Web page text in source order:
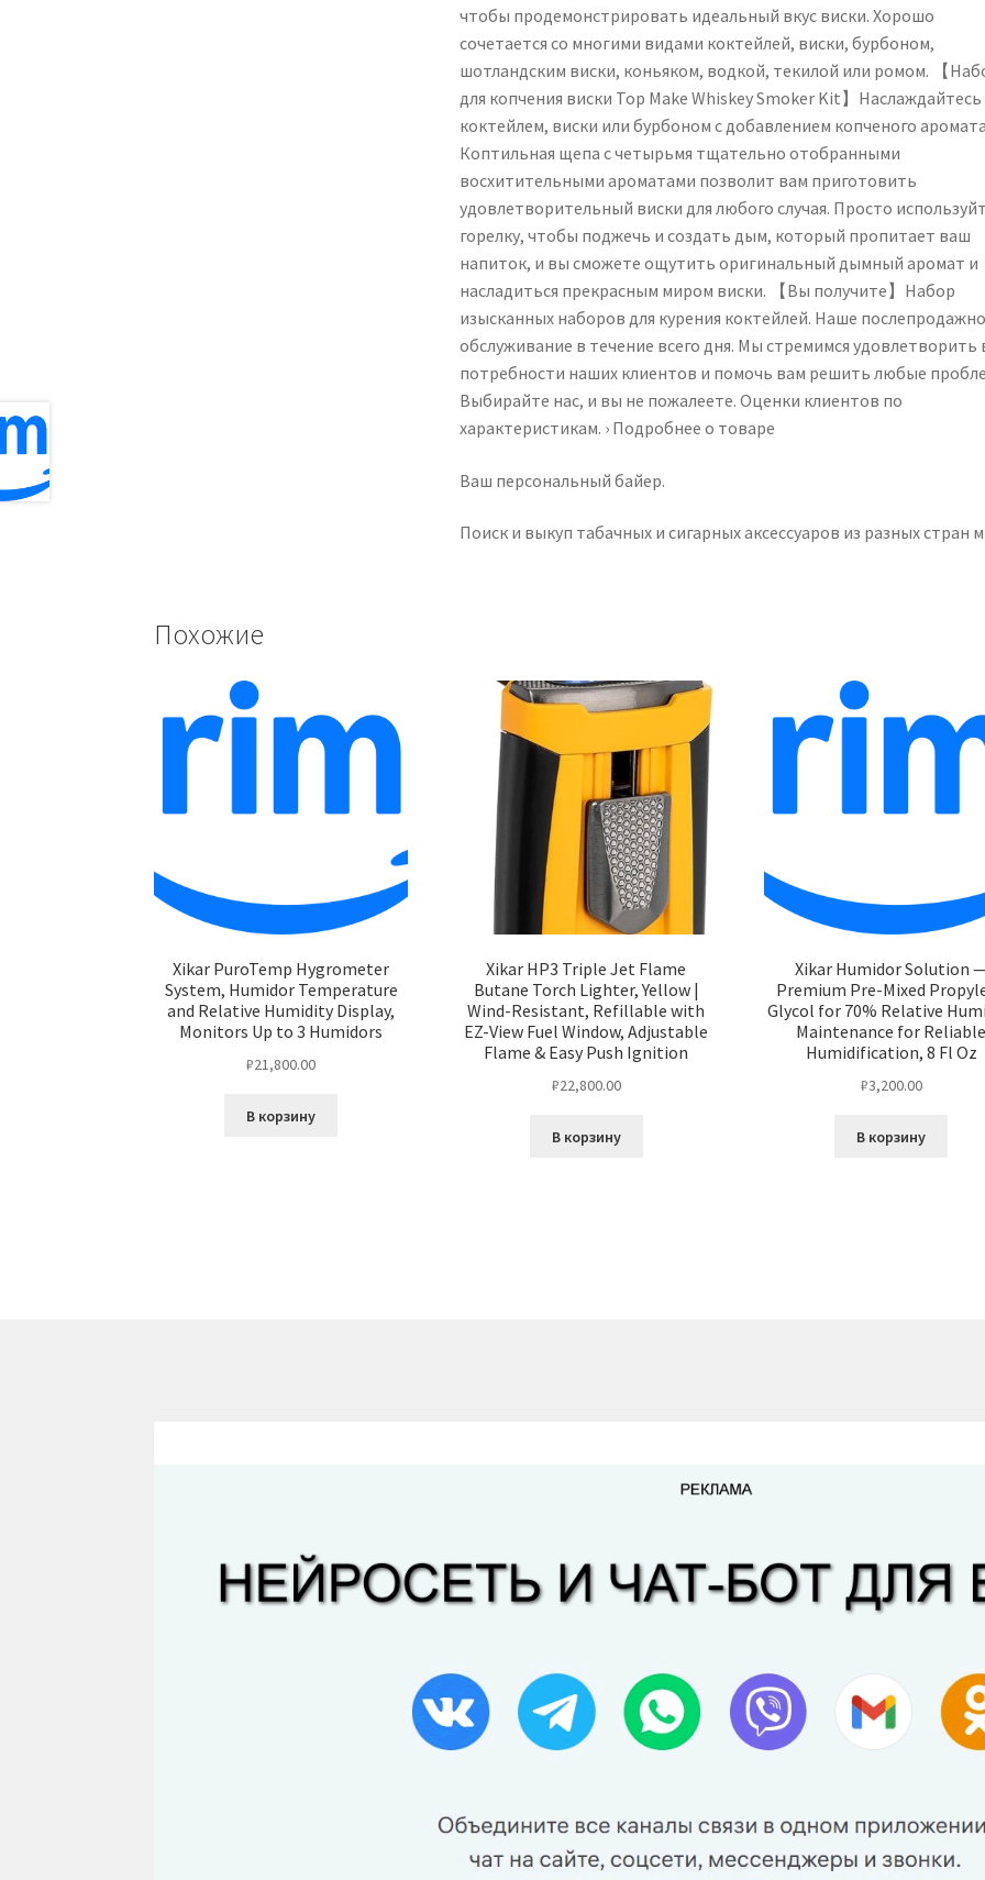
чтобы продемонстрировать идеальный вкус виски. Хорошо
сочетается со многими видами коктейлей, виски, бурбоном,
шотландским виски, коньяком, водкой, текилой или ромом. 【
для копчения виски Top Make Whiskey Smoker Kit】Наслаждайтесь
коктейлем, виски или бурбоном с добавлением копченого
Коптильная щепа с четырьмя тщательно отобранными
восхитительными ароматами позволит вам приготовить
удовлетворительный виски для любого случая. Просто
горелку, чтобы поджечь и создать дым, который пропитает ваш
напиток, и вы сможете ощутить оригинальный дымный аромат и
насладиться прекрасным миром виски. 【Вы получите】Набор
изысканных наборов для курения коктейлей. Наше
обслуживание в течение всего дня. Мы стремимся удовлетворить
потребности наших клиентов и помочь вам решить любые
Выбирайте нас, и вы не пожалеете. Оценки клиентов по
характеристикам. › Подробнее о товаре
Ваш персональный байер.
Поиск и выкуп табачных и сигарных аксессуаров из разных стран
Похожие
Xikar PuroTemp Hygrometer
System, Humidor Temperature
and Relative Humidity Display,
Monitors Up to 3 Humidors
₽21,800.00
В корзину
Xikar HP3 Triple Jet Flame
Butane Torch Lighter, Yellow |
Wind-Resistant, Refillable with
EZ-View Fuel Window, Adjustable
Flame & Easy Push Ignition
₽22,800.00
В корзину
Xikar Humidor Solution
Premium Pre-Mixed
Glycol for 70% Relative
Maintenance for
Humidification, 8 Fl Oz
₽3,200.00
В корзину